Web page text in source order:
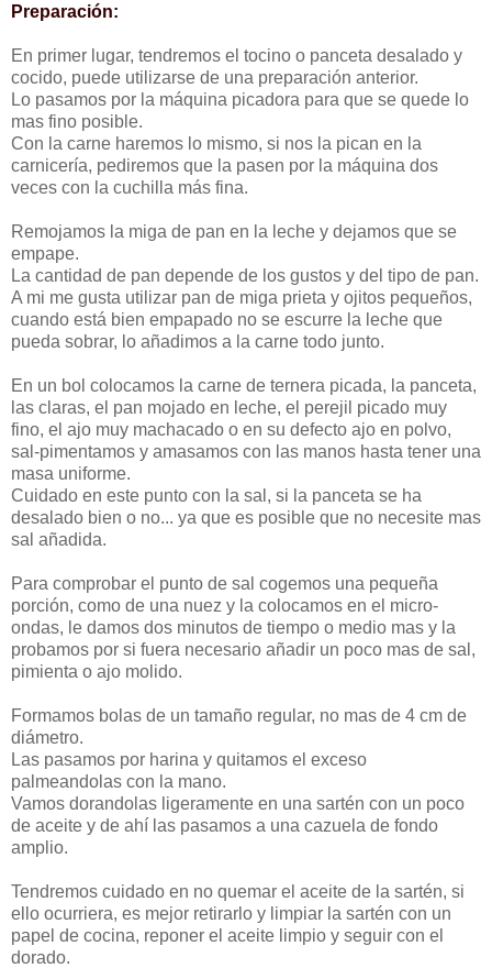
Preparación:
En primer lugar, tendremos el tocino o panceta desalado y
cocido, puede utilizarse de una preparación anterior.
Lo pasamos por la máquina picadora para que se quede lo
mas fino posible.
Con la carne haremos lo mismo, si nos la pican en la
carnicería, pediremos que la pasen por la máquina dos
veces con la cuchilla más fina.
Remojamos la miga de pan en la leche y dejamos que se
empape.
La cantidad de pan depende de los gustos y del tipo de pan.
A mi me gusta utilizar pan de miga prieta y ojitos pequeños,
cuando está bien empapado no se escurre la leche que
pueda sobrar, lo añadimos a la carne todo junto.
En un bol colocamos la carne de ternera picada, la panceta,
las claras, el pan mojado en leche, el perejil picado muy
fino, el ajo muy machacado o en su defecto ajo en polvo,
sal-pimentamos y amasamos con las manos hasta tener una
masa uniforme.
Cuidado en este punto con la sal, si la panceta se ha
desalado bien o no... ya que es posible que no necesite mas
sal añadida.
Para comprobar el punto de sal cogemos una pequeña
porción, como de una nuez y la colocamos en el micro-
ondas, le damos dos minutos de tiempo o medio mas y la
probamos por si fuera necesario añadir un poco mas de sal,
pimienta o ajo molido.
Formamos bolas de un tamaño regular, no mas de 4 cm de
diámetro.
Las pasamos por harina y quitamos el exceso
palmeandolas con la mano.
Vamos dorandolas ligeramente en una sartén con un poco
de aceite y de ahí las pasamos a una cazuela de fondo
amplio.
Tendremos cuidado en no quemar el aceite de la sartén, si
ello ocurriera, es mejor retirarlo y limpiar la sartén con un
papel de cocina, reponer el aceite limpio y seguir con el
dorado.